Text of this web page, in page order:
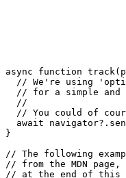
async function
// We're using
// for a simple and
// You could of
await
}